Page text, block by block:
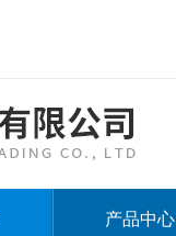
产品中心